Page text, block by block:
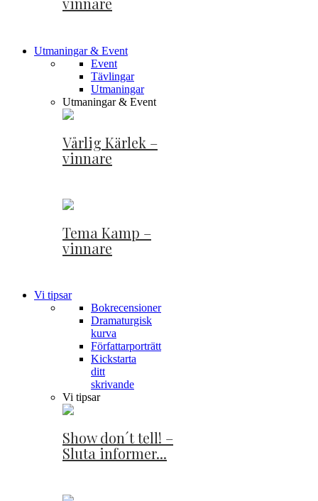
Utmaningar & Event
Event
Tävlingar
Utmaningar
Utmaningar & Event
Vårlig Kärlek –
vinnare
Tema Kamp –
vinnare
Vi tipsar
Bokrecensioner
Dramaturgisk
kurva
Författarporträtt
Kickstarta
ditt
skrivande
Vi tipsar
Show don´t tell! –
Sluta informer...